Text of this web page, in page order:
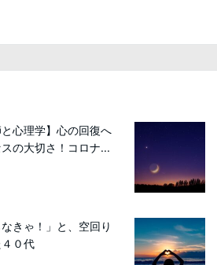
と心理学】心の回復へ
の大切さ！コロナ...
なきゃ！」と、空回り
０代